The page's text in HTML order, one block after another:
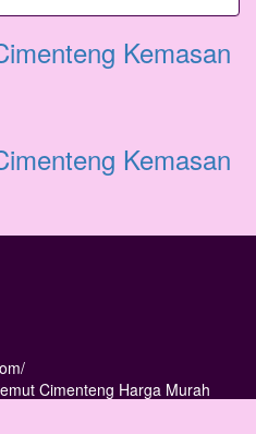
Kemasan
Kemasan
Cimenteng Harga Murah